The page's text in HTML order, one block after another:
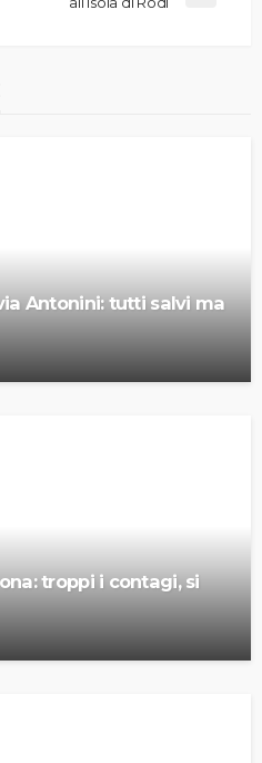
Antonini: tutti salvi ma
troppi i contagi, si